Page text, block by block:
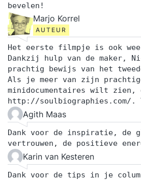
bevelen!
Marjo Korrel
AUTEUR
Het eerste filmpje is ook
Dankzij hulp van de maker,
prachtig bewijs van het
Als je meer van zijn
minidocumentaires wilt zien,
http://soulbiographies.com/.
Agith Maas
Dank voor de inspiratie, de
vertrouwen, de positieve
Karin van Kesteren
Dank voor de tips in je